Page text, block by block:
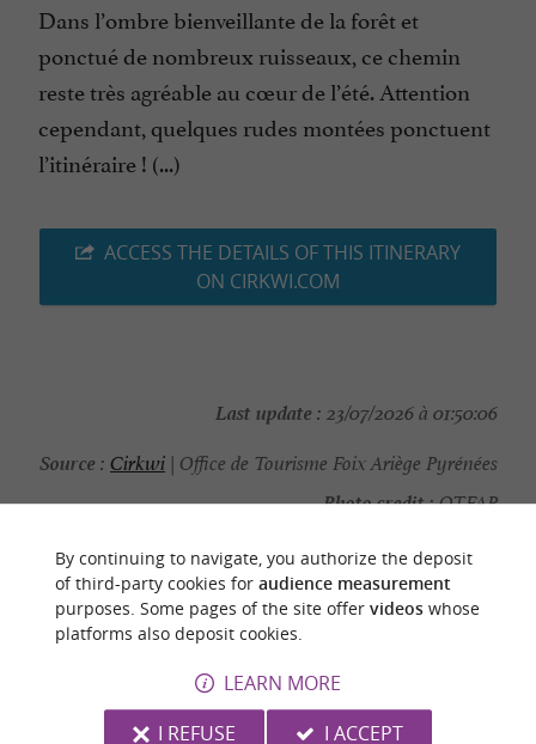
Dans l’ombre bienveillante de la forêt et
ponctué de nombreux ruisseaux, ce chemin
reste très agréable au cœur de l’été. Attention
cependant, quelques rudes montées ponctuent
l’itinéraire ! (...)
ACCESS THE DETAILS OF THIS ITINERARY
ON CIRKWI.COM
Last update : 23/07/2026 à 01:50:06
Source : Cirkwi | Office de Tourisme Foix Ariège Pyrénées
Photo credit :OTFAP
YOU WILL LIKE
Discover Information Accommodation
By continuing to navigate, you authorize the deposit
of third-party cookies for audience measurement
purposes. Some pages of the site offer videoswhose
platforms also deposit cookies.
LEARN MORE
I REFUSE
I ACCEPT